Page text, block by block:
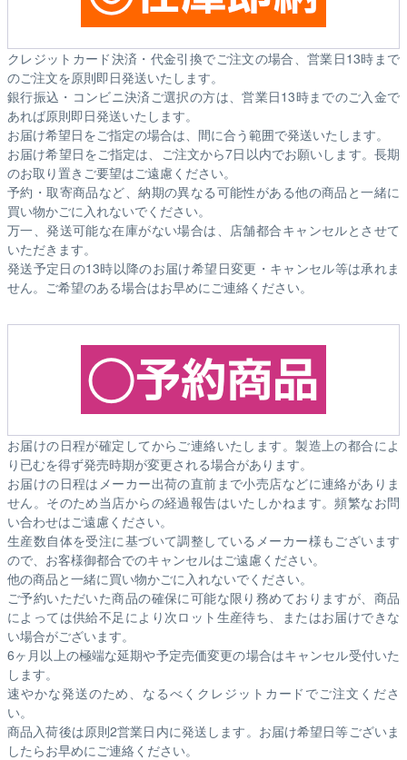
クレジットカード決済・代金引換でご注文の場合、営業日13時まで
のご注文を原則即日発送いたします。
銀行振込・コンビニ決済ご選択の方は、営業日13時までのご入金で
あれば原則即日発送いたします。
お届け希望日をご指定の場合は、間に合う範囲で発送いたします。
お届け希望日をご指定は、ご注文から7日以内でお願いします。長期
のお取り置きご要望はご遠慮ください。
予約・取寄商品など、納期の異なる可能性がある他の商品と一緒に
買い物かごに入れないでください。
万一、発送可能な在庫がない場合は、店舗都合キャンセルとさせて
いただきます。
発送予定日の13時以降のお届け希望日変更・キャンセル等は承れま
せん。ご希望のある場合はお早めにご連絡ください。
お届けの日程が確定してからご連絡いたします。製造上の都合によ
り已むを得ず発売時期が変更される場合があります。
お届けの日程はメーカー出荷の直前まで小売店などに連絡がありま
せん。そのため当店からの経過報告はいたしかねます。頻繁なお問
い合わせはご遠慮ください。
生産数自体を受注に基づいて調整しているメーカー様もございます
ので、お客様御都合でのキャンセルはご遠慮ください。
他の商品と一緒に買い物かごに入れないでください。
ご予約いただいた商品の確保に可能な限り務めておりますが、商品
によっては供給不足により次ロット生産待ち、またはお届けできな
い場合がございます。
6ヶ月以上の極端な延期や予定売価変更の場合はキャンセル受付いた
します。
速やかな発送のため、なるべくクレジットカードでご注文くださ
い。
商品入荷後は原則2営業日内に発送します。お届け希望日等ございま
したらお早めにご連絡ください。